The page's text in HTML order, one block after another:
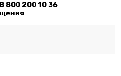
8 800 200 10 36